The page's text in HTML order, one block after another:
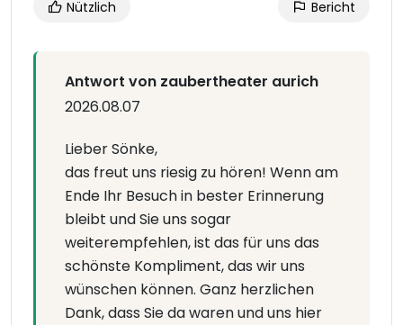
Nützlich Bericht
Antwort von zaubertheater aurich
2026.08.07
Lieber Sönke,
das freut uns riesig zu hören! Wenn am
Ende Ihr Besuch in bester Erinnerung
bleibt und Sie uns sogar
weiterempfehlen, ist das für uns das
schönste Kompliment, das wir uns
wünschen können. Ganz herzlichen
Dank, dass Sie da waren und uns hier